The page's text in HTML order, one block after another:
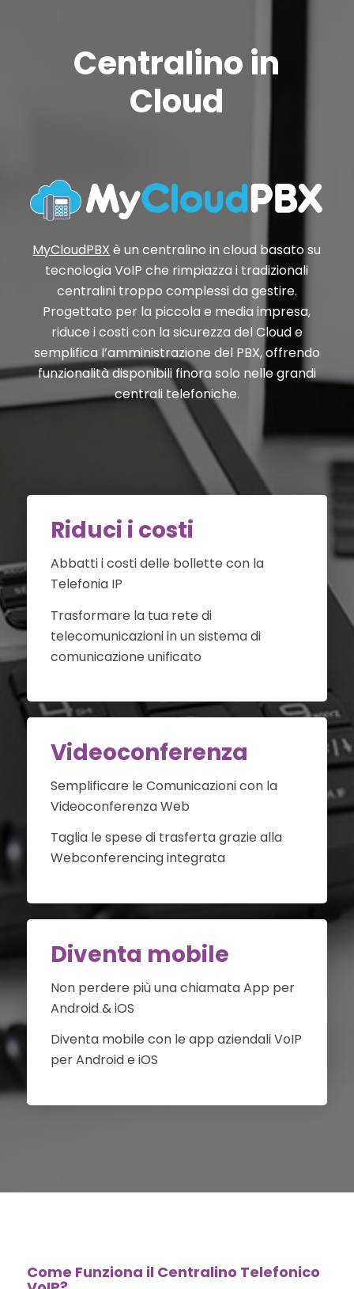
Centralino in
Cloud
MyCloudPBX è un centralino in cloud basato su
tecnologia VoIP che rimpiazza i tradizionali
centralini troppo complessi da gestire.
Progettato per la piccola e media impresa,
riduce i costi con la sicurezza del Cloud e
semplifica l’amministrazione del PBX, offrendo
funzionalità disponibili finora solo nelle grandi
centrali telefoniche.
Riduci i costi
Abbatti i costi delle bollette con la
Telefonia IP
Trasformare la tua rete di
telecomunicazioni in un sistema di
comunicazione unificato
Videoconferenza
Semplificare le Comunicazioni con la
Videoconferenza Web
Taglia le spese di trasferta grazie alla
Webconferencing integrata
Diventa mobile
Non perdere più una chiamata App per
Android & iOS
Diventa mobile con le app aziendali VoIP
per Android e iOS
Come Funziona il Centralino Telefonico